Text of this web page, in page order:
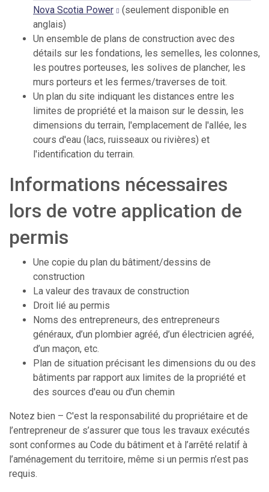
Nova Scotia Power
(seulement disponible en
anglais)
Un ensemble de plans de construction avec des
détails sur les fondations, les semelles, les colonnes,
les poutres porteuses, les solives de plancher, les
murs porteurs et les fermes/traverses de toit.
Un plan du site indiquant les distances entre les
limites de propriété et la maison sur le dessin, les
dimensions du terrain, l'emplacement de l'allée, les
cours d'eau (lacs, ruisseaux ou rivières) et
l'identification du terrain.
Informations nécessaires
lors de votre application de
permis
Une copie du plan du bâtiment/dessins de
construction
La valeur des travaux de construction
Droit lié au permis
Noms des entrepreneurs, des entrepreneurs
généraux, d’un plombier agréé, d’un électricien agréé,
d’un maçon, etc.
Plan de situation précisant les dimensions du ou des
bâtiments par rapport aux limites de la propriété et
des sources d'eau ou d'un chemin
Notez bien – C'est la responsabilité du propriétaire et de
l’entrepreneur de s’assurer que tous les travaux exécutés
sont conformes au Code du bâtiment et à l’arrêté relatif à
l’aménagement du territoire, même si un permis n’est pas
requis.